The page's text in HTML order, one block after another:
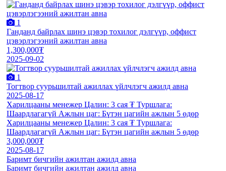
1
Ганданд байрлах шинэ цэвэр тохилог дэлгүүр, оффист
цэвэрлэгээний ажилтан авна
1,300,000₮
2025-09-02
1
Тогтвор суурьшилтай ажиллах үйлчлэгч ажилд авна
2025-08-17
Харилцааны менежер Цалин: 3 сая ₮ Туршлага:
Шаардлагагүй Ажлын цаг: Бүтэн цагийн ажлын 5 өдөр
Харилцааны менежер Цалин: 3 сая ₮ Туршлага:
Шаардлагагүй Ажлын цаг: Бүтэн цагийн ажлын 5 өдөр
3,000,000₮
2025-08-17
Баримт бичгийн ажилтан ажилд авна
Баримт бичгийн ажилтан ажилд авна